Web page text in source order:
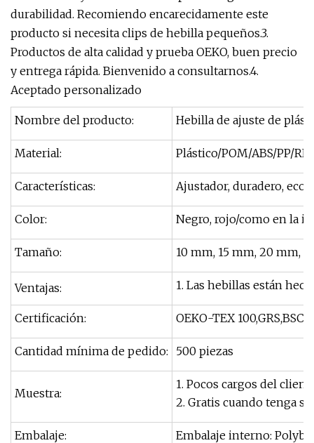
durabilidad. Recomiendo encarecidamente este
producto si necesita clips de hebilla pequeños.3.
Productos de alta calidad y prueba OEKO, buen precio
y entrega rápida. Bienvenido a consultarnos.4.
Aceptado personalizado
Nombre del producto: Hebilla de ajuste de
Material: Plástico/POM/ABS/PP/
Características: Ajustador, duradero,
Color: Negro, rojo/como en la
Tamaño: 10 mm, 15 mm, 20 mm,
Ventajas: 1. Las hebillas están
Certificación: OEKO-TEX 100,GRS,BSCI
Cantidad mínima de pedido: 500 piezas
Muestra:
1. Pocos cargos del
2. Gratis cuando tenga
Embalaje: Embalaje interno: